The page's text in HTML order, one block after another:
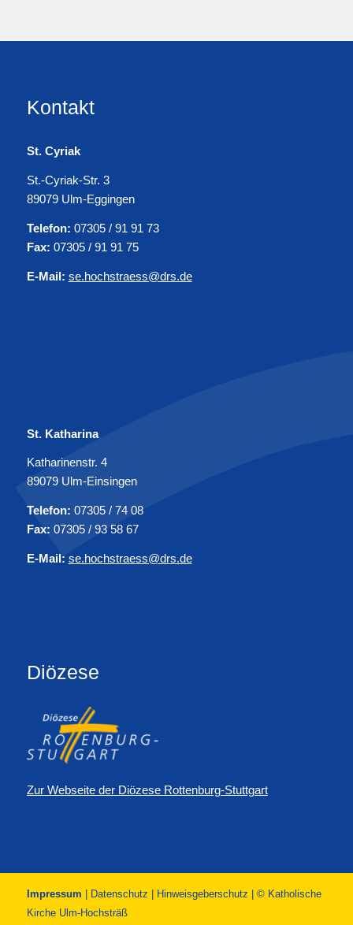
Kontakt
St. Cyriak
St.-Cyriak-Str. 3
89079 Ulm-Eggingen
Telefon: 07305 / 91 91 73
Fax: 07305 / 91 91 75
E-Mail: se.hochstraess@drs.de
St. Katharina
Katharinenstr. 4
89079 Ulm-Einsingen
Telefon: 07305 / 74 08
Fax: 07305 / 93 58 67
E-Mail: se.hochstraess@drs.de
Diözese
Zur Webseite der Diözese Rottenburg-Stuttgart
Impressum Datenschutz Hinweisgeberschutz | © Katholische
Kirche Ulm-Hochsträß